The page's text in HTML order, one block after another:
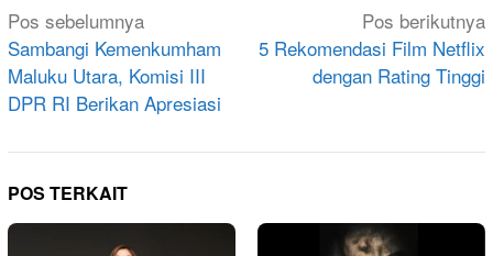
Navigasi
pos
Pos sebelumnya
Sambangi Kemenkumham
Maluku Utara, Komisi III
DPR RI Berikan Apresiasi
Pos berikutnya
5 Rekomendasi Film Netflix
dengan Rating Tinggi
POS TERKAIT